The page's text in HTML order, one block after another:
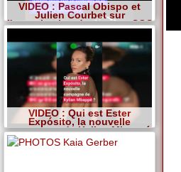
VIDEO : Pascal Obispo et
Julien Courbet sur
l'organisation du concert SOS
Solidarité incendies
VIDEO : Qui est Ester
Expósito, la nouvelle
compagne de Kylian Mbappé
?